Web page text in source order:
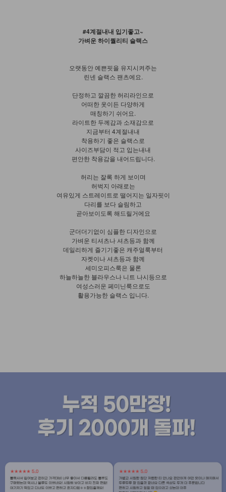
#4계절내내 입기좋고~
가벼운 하이퀄리티 슬랙스
오랫동안 예쁜핏을 유지시켜주는
린넨 슬랙스 팬츠에요.
단정하고 깔끔한 허리라인으로
어떠한 옷이든 다양하게
매칭하기 쉬어요.
라이트한 두께감과 소재감으로
지금부터 4계절내내
착용하기 좋은 슬랙스로
사이즈부담이 적고 입는내내
편안한 착용감을 내어드립니다.
허리는 잘록 하게 보이며
허벅지 아래로는
여유있게 스트레이트로 떨어지는 일자핏이
다리를 보다 슬림하고
곧아보이도록 해드릴거에요
군더더기없이 심플한 디자인으로
가벼운 티셔츠나 셔츠등과 함께
데일리하게 즐기기좋은 캐주얼룩부터
자켓이나 셔츠등과 함께
세미오피스룩은 물론
하늘하늘한 블라우스나 니트 나시등으로
여성스러운 페미닌룩으로도
활용가능한 슬랙스 입니다.